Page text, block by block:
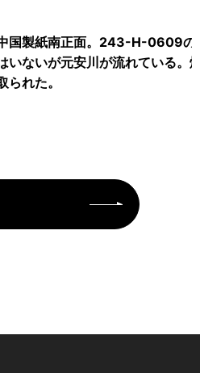
国製紙南正面。243-H-0609の
いないが元安川が流れている。
られた。